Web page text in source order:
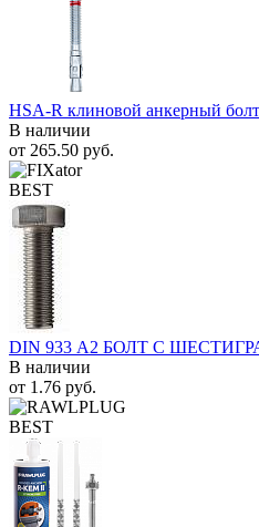
HSA-R клиновой анкерный болт
В наличии
от 265.50 руб.
BEST
DIN 933 А2 БОЛТ С
В наличии
от 1.76 руб.
BEST